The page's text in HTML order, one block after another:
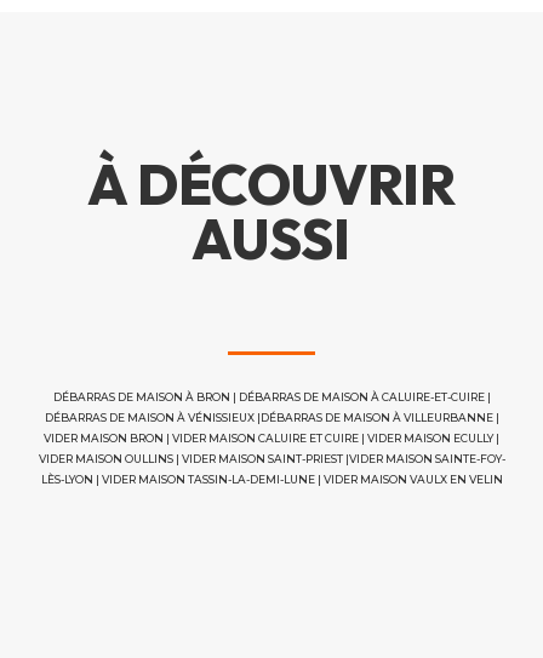
À DÉCOUVRIR
AUSSI
DÉBARRAS DE MAISON À BRON | DÉBARRAS DE MAISON À CALUIRE-ET-CUIRE|
DÉBARRAS DE MAISON À VÉNISSIEUX|DÉBARRAS DE MAISON À VILLEURBANNE|
VIDER MAISON BRON | VIDER MAISON CALUIRE ET CUIRE | VIDER MAISON ECULLY|
VIDER MAISON OULLINS| VIDER MAISON SAINT-PRIEST|VIDER MAISON SAINTE-FOY-
LÈS-LYON | VIDER MAISON TASSIN-LA-DEMI-LUNE| VIDER MAISON VAULX EN VELIN